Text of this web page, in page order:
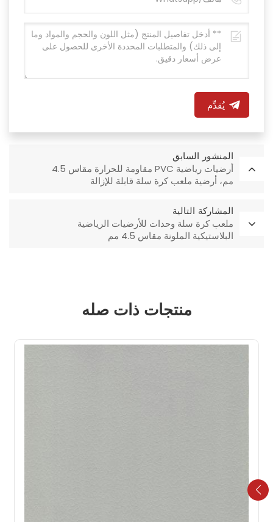
يُقدِّم
المنشور السابق
أرضيات رياضية PVC مقاومة للحرارة مقاس 4.5
مم، أرضية ملعب كرة سلة قابلة للإزالة
المشاركة التالية
ملعب كرة سلة وحدات للأرضيات الرياضية
البلاستيكية الملونة مقاس 4.5 مم
منتجات ذات صله